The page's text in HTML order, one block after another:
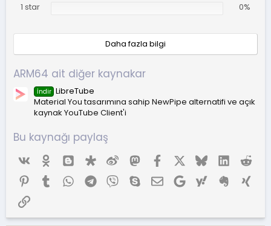
1 star 0%
Daha fazla bilgi
ARM64 ait diğer kaynakar
İndir LibreTube
Material You tasarımına sahip NewPipe alternatifi ve açık
kaynak YouTube Client'i
Bu kaynağı paylaş
Vk Ok BloggerDiaspora
Weibo MastodonFacebookX (Twitter)
BlueskyLinkedIn
Pinterest
TumblrWhatsAppTelegram
Viber SkypeE-postaGoogleYahoo Evernote
Link